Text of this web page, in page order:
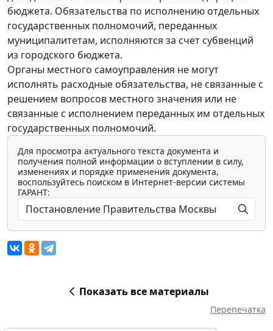
бюджета. Обязательства по исполнению отдельных
государственных полномочий, переданных
муниципалитетам, исполняются за счет субвенций
из городского бюджета.
Органы местного самоуправления не могут
исполнять расходные обязательства, не связанные с
решением вопросов местного значения или не
связанные с исполнением переданных им отдельных
государственных полномочий.
Для просмотра актуального текста документа и
получения полной информации о вступлении в силу,
изменениях и порядке применения документа,
воспользуйтесь поиском в Интернет-версии системы
ГАРАНТ:
Показать все материалы
Перепечатка